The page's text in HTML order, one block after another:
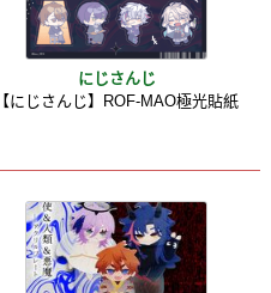
にじさんじ
【にじさんじ】ROF-MAO極光貼紙